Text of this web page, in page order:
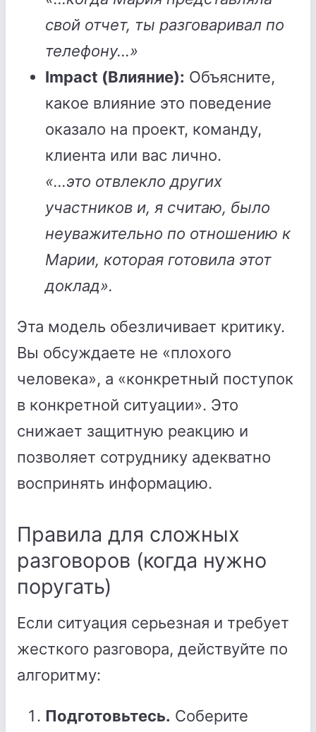
свой отчет, ты разговаривал по
телефону...»
Impact (Влияние): Объясните,
какое влияние это поведение
оказало на проект, команду,
клиента или вас лично.
«...это отвлекло других
участников и, я считаю, было
неуважительно по отношению к
Марии, которая готовила этот
доклад».
Эта модель обезличивает критику.
Вы обсуждаете не «плохого
человека», а «конкретный поступок
в конкретной ситуации». Это
снижает защитную реакцию и
позволяет сотруднику адекватно
воспринять информацию.
Правила для сложных
разговоров (когда нужно
поругать)
Если ситуация серьезная и требует
жесткого разговора, действуйте по
алгоритму:
Подготовьтесь. Соберите